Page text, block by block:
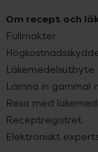
Om recept och
Fullmakter
Läkemedelsutbyte
Lämna in gammal
Resa med
Receptregistret
Elektroniskt